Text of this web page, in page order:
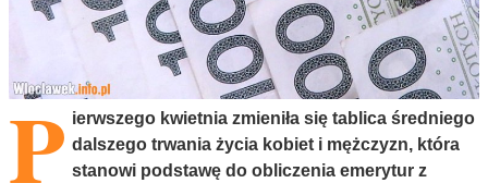
P ierwszego kwietnia zmieniła się tablica średniego
dalszego trwania życia kobiet i mężczyzn, która
stanowi podstawę do obliczenia emerytur z